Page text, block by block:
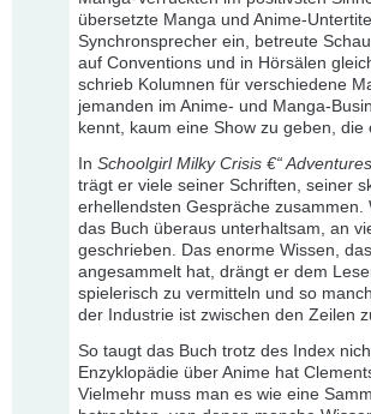
übersetzte Manga und Anime-
Synchronsprecher ein, betreute
auf Conventions und in Hörsälen
schrieb Kolumnen für verschiedene
jemanden im Anime- und Manga-
kennt, kaum eine Show zu geben,
In Schoolgirl Milky Crisis €“
trägt er viele seiner Schriften, seiner
erhellendsten Gespräche
das Buch überaus unterhaltsam, an
geschrieben. Das enorme Wissen,
angesammelt hat, drängt er dem
spielerisch zu vermitteln und so
der Industrie ist zwischen den Zeilen
So taugt das Buch trotz des Index
Enzyklopädie über Anime hat
Vielmehr muss man es wie eine